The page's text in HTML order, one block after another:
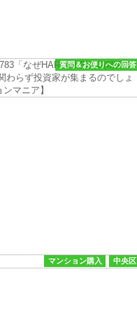
質問＆お便りへの回答
マンション購入 中央区